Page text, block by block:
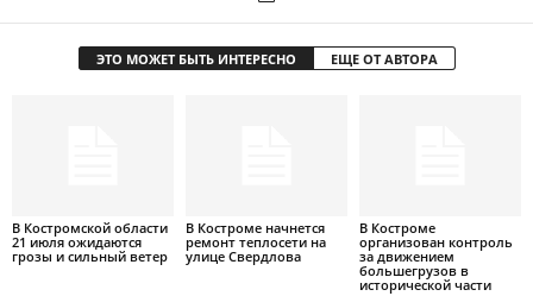
ЭТО МОЖЕТ БЫТЬ ИНТЕРЕСНО ЕЩЕ ОТ АВТОРА
В Костромской области
21 июля ожидаются
грозы и сильный ветер
В Костроме начнется
ремонт теплосети на
улице Свердлова
В Костроме
организован контроль
за движением
большегрузов в
исторической части